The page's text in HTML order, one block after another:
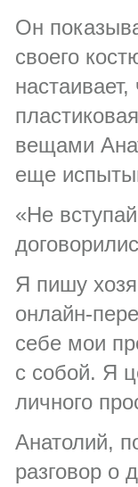
Он
своего
вещами
еще
«Не
Я пишу
онлайн-
себе мои
с собой. Я
личного
Анатолий,
разговор о